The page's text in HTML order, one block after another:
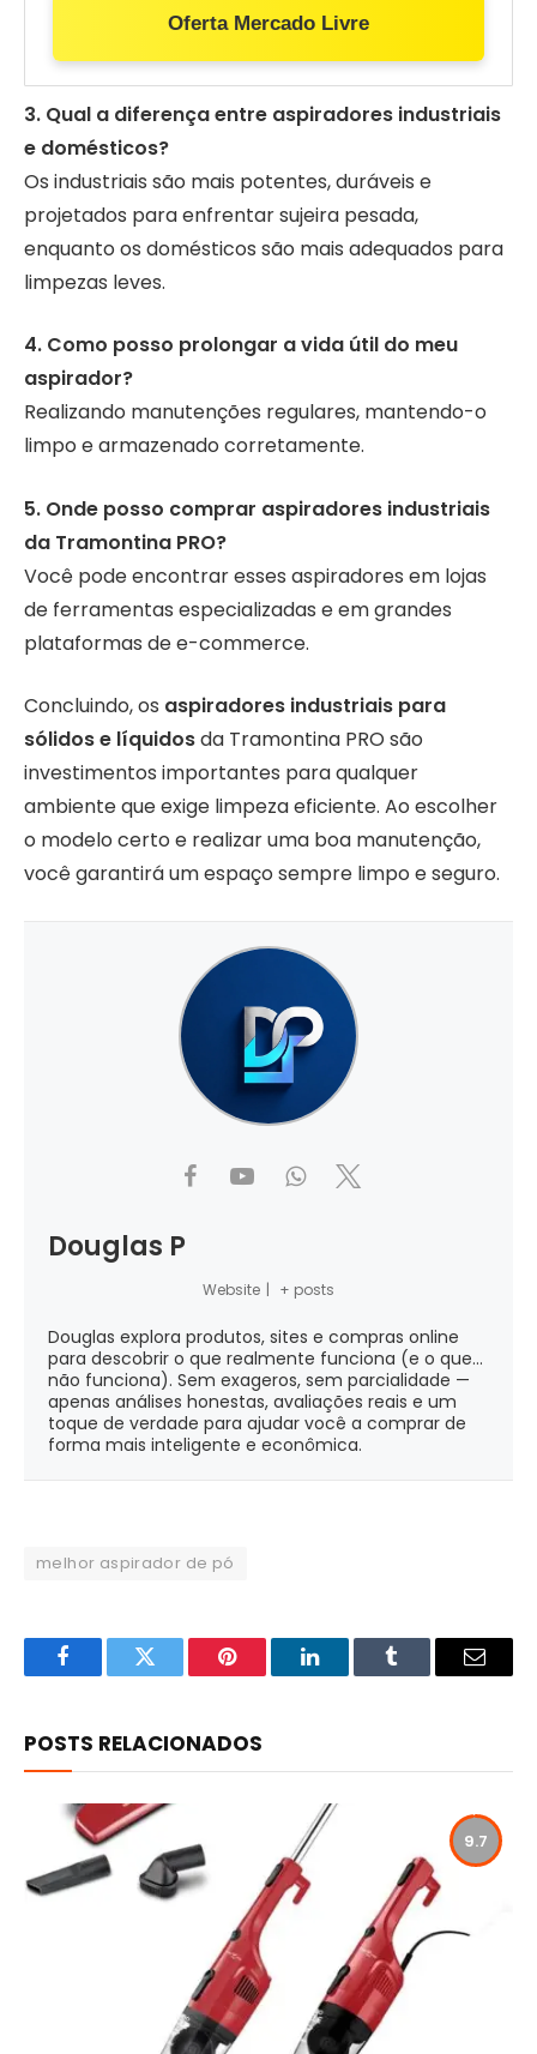
Oferta Mercado Livre
3. Qual a diferença entre aspiradores industriais
e domésticos?
Os industriais são mais potentes, duráveis e
projetados para enfrentar sujeira pesada,
enquanto os domésticos são mais adequados para
limpezas leves.
4. Como posso prolongar a vida útil do meu
aspirador?
Realizando manutenções regulares, mantendo-o
limpo e armazenado corretamente.
5. Onde posso comprar aspiradores industriais
da Tramontina PRO?
Você pode encontrar esses aspiradores em lojas
de ferramentas especializadas e em grandes
plataformas de e-commerce.
Concluindo, os aspiradores industriais para
sólidos e líquidosda Tramontina PRO são
investimentos importantes para qualquer
ambiente que exige limpeza eficiente. Ao escolher
o modelo certo e realizar uma boa manutenção,
você garantirá um espaço sempre limpo e seguro.
Douglas P
Website | + posts
Douglas explora produtos, sites e compras online
para descobrir o que realmente funciona (e o que...
não funciona). Sem exageros, sem parcialidade —
apenas análises honestas, avaliações reais e um
toque de verdade para ajudar você a comprar de
forma mais inteligente e econômica.
melhor aspirador de pó
FacebookTwitter Pinterest LinkedInTumblr Email
POSTS RELACIONADOS
9.7